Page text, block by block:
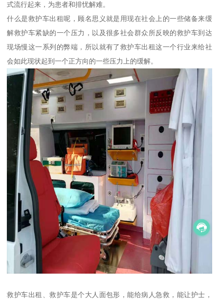
式流行起来，为患者和排忧解难。
什么是救护车出租呢，顾名思义就是用现在社会上的一些储备来缓
解救护车紧缺的一个压力，以及很多社会群众所反映的救护车到达
现场慢这一系列的弊端，所以就有了救护车出租这一个行业来给社
会如此现状起到一个正方向的一些压力上的缓解。
救护车出租、救护车是个大人面包形，能给病人急救，能让护士，